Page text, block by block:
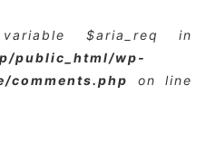
$aria_req in
public_html/wp-
comments.php
on line